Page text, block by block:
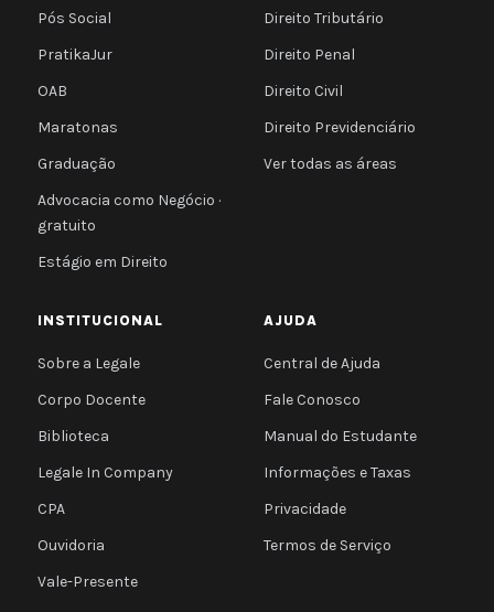
Pós Social
PratikaJur
OAB
Maratonas
Graduação
Advocacia como Negócio ·
gratuito
Estágio em Direito
Direito Tributário
Direito Penal
Direito Civil
Direito Previdenciário
Ver todas as áreas
INSTITUCIONAL
Sobre a Legale
Corpo Docente
Biblioteca
Legale In Company
CPA
Ouvidoria
Vale-Presente
AJUDA
Central de Ajuda
Fale Conosco
Manual do Estudante
Informações e Taxas
Privacidade
Termos de Serviço